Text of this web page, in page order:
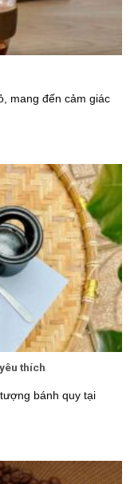
mang đến cảm giác
thích
bánh quy tại